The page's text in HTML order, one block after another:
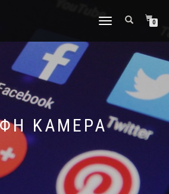
ΕΝΑΛΛΑΓΉ
0
ΚΆΜΕΡΑ